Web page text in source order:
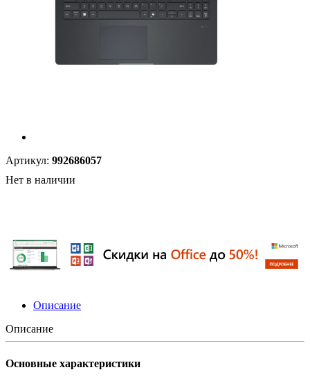
Артикул: 992686057
Нет в наличии
Описание
Описание
Основные характеристики